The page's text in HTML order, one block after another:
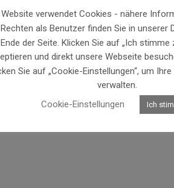
Website verwendet Cookies - nähere
als Benutzer finden Sie in unserer
der Seite. Klicken Sie auf „Ich stimme
und direkt unsere Webseite
Sie auf „Cookie-Einstellungen“, um
verwalten.
Cookie-Einstellungen
Ich